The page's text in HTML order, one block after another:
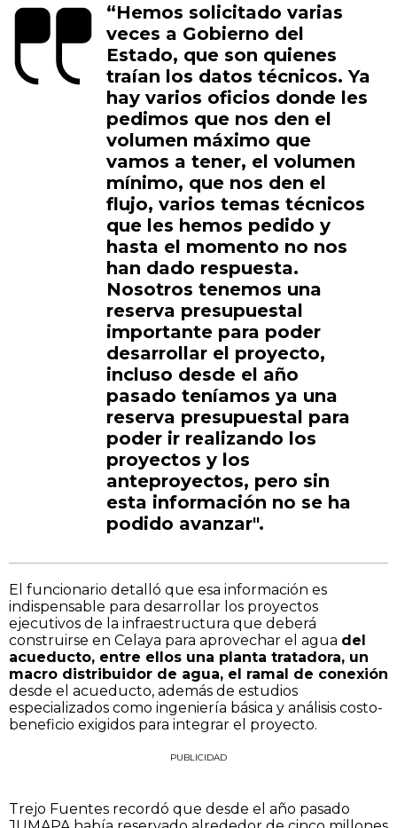
“Hemos solicitado varias
veces a Gobierno del
Estado, que son quienes
traían los datos técnicos. Ya
hay varios oficios donde les
pedimos que nos den el
volumen máximo que
vamos a tener, el volumen
mínimo, que nos den el
flujo, varios temas técnicos
que les hemos pedido y
hasta el momento no nos
han dado respuesta.
Nosotros tenemos una
reserva presupuestal
importante para poder
desarrollar el proyecto,
incluso desde el año
pasado teníamos ya una
reserva presupuestal para
poder ir realizando los
proyectos y los
anteproyectos, pero sin
esta información no se ha
podido avanzar".
El funcionario detalló que esa información es
indispensable para desarrollar los proyectos
ejecutivos de la infraestructura que deberá
construirse en Celaya para aprovechar el agua del
acueducto, entre ellos una planta tratadora, un
macro distribuidor de agua, el ramal de conexión
desde el acueducto, además de estudios
especializados como ingeniería básica y análisis costo-
beneficio exigidos para integrar el proyecto.
PUBLICIDAD
Trejo Fuentes recordó que desde el año pasado